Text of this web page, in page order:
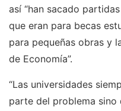
así “han sacado
que eran para becas
para pequeñas obras y
de Economía”.
“Las universidades
parte del problema sino